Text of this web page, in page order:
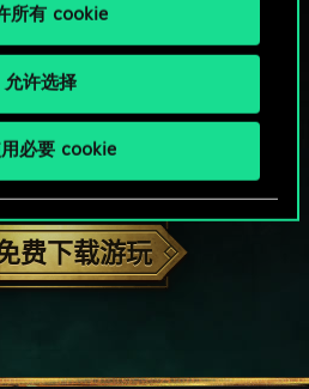
所有 cookie
允许选择
必要 cookie
ROUND OF GWENT?
费下载游玩